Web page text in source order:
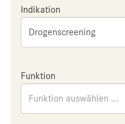
Indikation
Drogenscreening
Funktion
Funktion auswählen ...